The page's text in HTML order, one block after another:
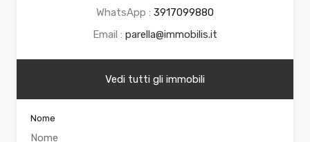
WhatsApp : 3917099880
Email : parella@immobilis.it
Vedi tutti gli immobili
Nome